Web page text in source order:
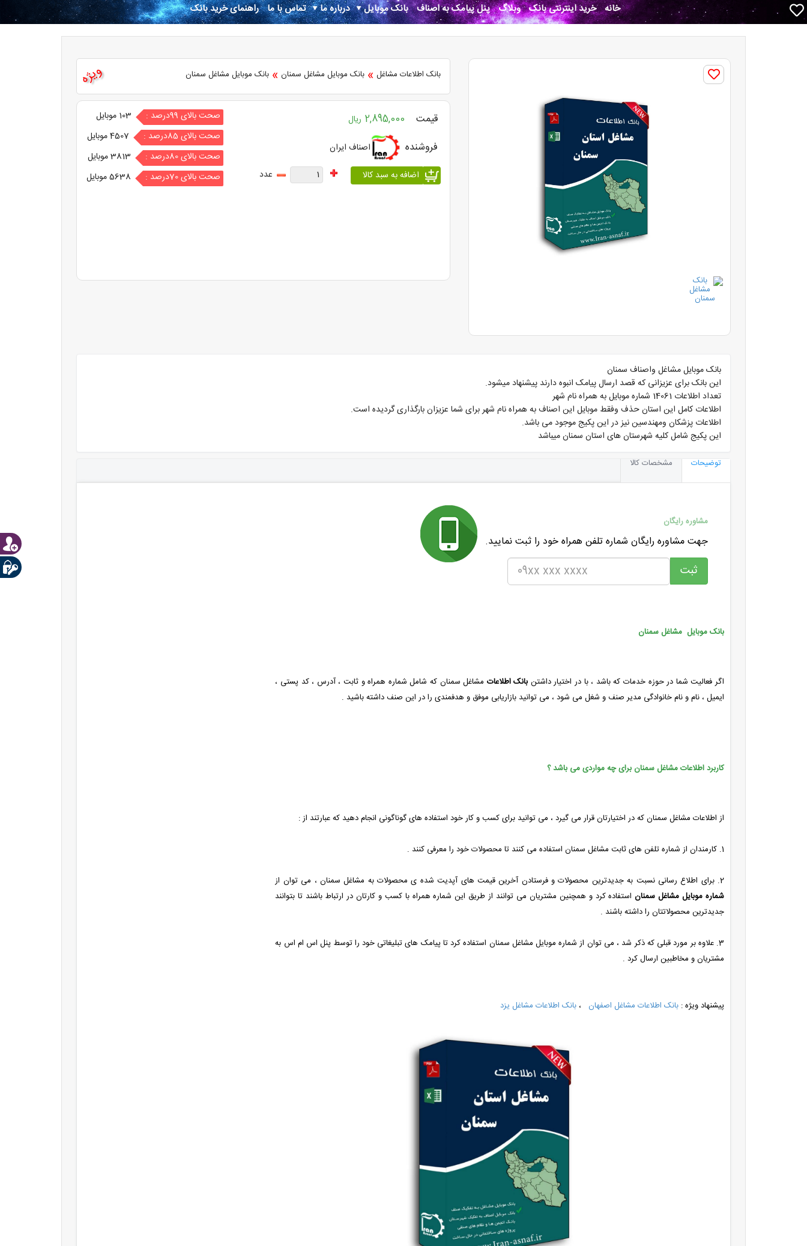
خانه خرید اینترنتی بانک وبلاگ پنل پیامک به اصناف بانک موبایل درباره ما تماس با ما راهنمای خرید بانک
ویژه بانک اطلاعات مشاغل » بانک موبایل مشاغل سمنان » بانک موبایل مشاغل سمنان
قیمت 2,895,000 ریال
فروشنده
اصناف ایران
عدد
صحت بالای 99درصد :
103 موبایل
صحت بالای 85درصد :
4507 موبایل
صحت بالای 80درصد :
3813 موبایل
صحت بالای 70درصد :
5638 موبایل
بانک موبایل مشاغل واصناف سمنان
این بانک برای عزیزانی که قصد ارسال پیامک انبوه دارند پیشنهاد میشود.
تعداد اطلاعات 14061 شماره موبایل به همراه نام شهر
اطلاعات کامل این استان حذف وفقط موبایل این اصناف به همراه نام شهر برای شما عزیزان بارگذاری گردیده است.
اطلاعات پزشکان ومهندسین نیز در این پکیج موجود می باشد.
این پکیج شامل کلیه شهرستان های استان سمنان میباشد
توضیحات مشخصات کالا
مشاوره رایگان
جهت مشاوره رایگان شماره تلفن همراه خود را ثبت نمایید.
بانک موبایل مشاغل سمنان
اگر فعالیت شما در حوزه خدمات که باشد ، با در اختیار داشتن بانک اطلاعات مشاغل سمنان که شامل شماره همراه و ثابت ، آدرس ، کد پستی ،
ایمیل ، نام و نام خانوادگی مدیر صنف و شغل می شود ، می توانید بازاریابی موفق و هدفمندی را در این صنف داشته باشید .
کاربرد اطلاعات مشاغل سمنان برای چه مواردی می باشد ؟
از اطلاعات مشاغل سمنان که در اختیارتان قرار می گیرد ، می توانید برای کسب و کار خود استفاده های گوناگونی انجام دهید که عبارتند از :
1. کارمندان از شماره تلفن های ثابت مشاغل سمنان استفاده می کنند تا محصولات خود را معرفی کنند .
2. برای اطلاع رسانی نسبت به جدیدترین محصولات و فرستادن آخرین قیمت های آپدیت شده ی محصولات به مشاغل سمنان ، می توان از
شماره موبایل مشاغل سمنان استفاده کرد و همچنین مشتریان می توانند از طریق این شماره همراه با کسب و کارتان در ارتباط باشند تا بتوانند
جدیدترین محصولاتتان را داشته باشند .
3. علاوه بر مورد قبلی که ذکر شد ، می توان از شماره موبایل مشاغل سمنان استفاده کرد تا پیامک های تبلیغاتی خود را توسط پنل اس ام اس به
مشتریان و مخاطبین ارسال کرد .
پیشنهاد ویژه : بانک اطلاعات مشاغل اصفهان ، بانک اطلاعات مشاغل یزد